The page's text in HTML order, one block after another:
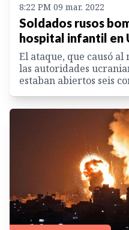
8:22 PM 09 mar. 2022
Soldados rusos
hospital infantil en
El ataque, que causó al
las autoridades
estaban abiertos seis